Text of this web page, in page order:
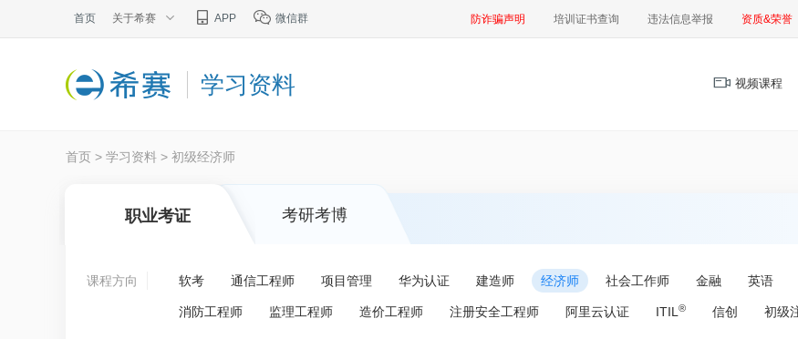
首页 关于希赛 APP 微信群 防诈骗声明 培训证书查询 违法信息举报 资质&荣誉
学习资料 视频课程
首页 > 学习资料 > 初级经济师
职业考证 考研考博
课程方向 软考 通信工程师 项目管理 华为认证 建造师 经济师 社会工作师 金融 英语
消防工程师 监理工程师 造价工程师 注册安全工程师 阿里云认证 ITIL ® 信创 初级